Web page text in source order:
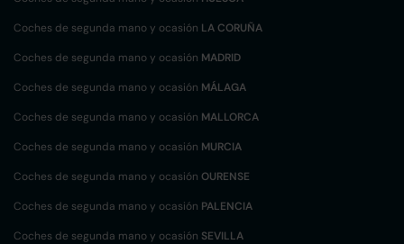
Coches de segunda mano y ocasión LA CORUÑA
Coches de segunda mano y ocasión MADRID
Coches de segunda mano y ocasión MÁLAGA
Coches de segunda mano y ocasión MALLORCA
Coches de segunda mano y ocasión MURCIA
Coches de segunda mano y ocasión OURENSE
Coches de segunda mano y ocasión PALENCIA
Coches de segunda mano y ocasión SEVILLA